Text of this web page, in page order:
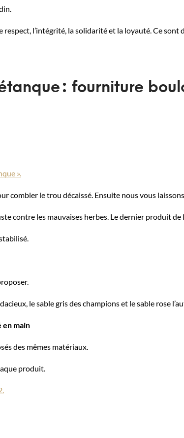
l’intégrité, la solidarité et la loyauté. Ce sont
: fourniture
».
combler le trou décaissé. Ensuite nous vous
contre les mauvaises herbes. Le dernier produit de
le sable gris des champions et le sable rose
main
des mêmes matériaux.
produit.